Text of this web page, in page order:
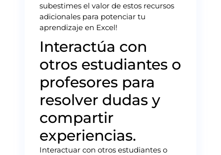
subestimes el valor de estos recursos
adicionales para potenciar tu
aprendizaje en Excel!
Interactúa con
otros estudiantes o
profesores para
resolver dudas y
compartir
experiencias.
Interactuar con otros estudiantes o